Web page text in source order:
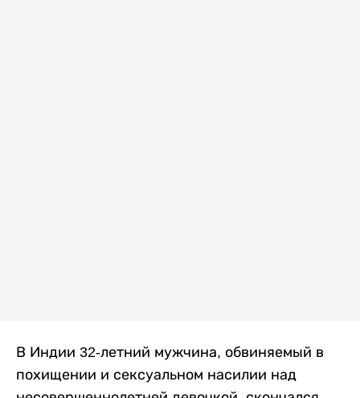
В Индии 32-летний мужчина, обвиняемый в
похищении и сексуальном насилии над